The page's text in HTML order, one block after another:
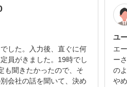
した。入力後、直ぐに何
員がきました。19時でし
も聞きたかったので、そ
会社の話を聞いて、決め
ユ
エ
ー
の
や